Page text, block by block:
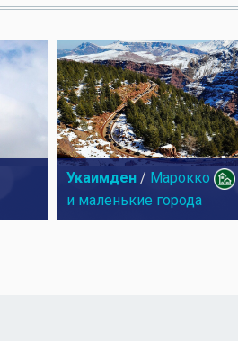
Укаимден / Марокко
и маленькие города